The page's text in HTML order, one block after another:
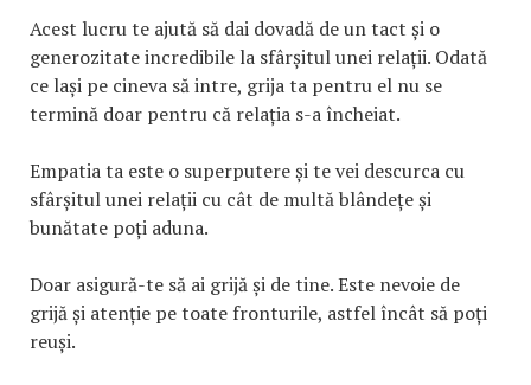
Acest lucru te ajută să dai dovadă de un tact și o
generozitate incredibile la sfârșitul unei relații. Odată
ce lași pe cineva să intre, grija ta pentru el nu se
termină doar pentru că relația s-a încheiat.
Empatia ta este o superputere și te vei descurca cu
sfârșitul unei relații cu cât de multă blândețe și
bunătate poți aduna.
Doar asigură-te să ai grijă și de tine. Este nevoie de
grijă și atenție pe toate fronturile, astfel încât să poți
reuși.